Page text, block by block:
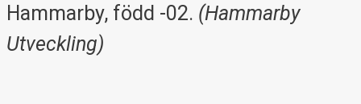
Hammarby, född -02. (Hammarby
Utveckling)